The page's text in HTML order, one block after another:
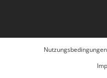
Nutzungsbedingungen